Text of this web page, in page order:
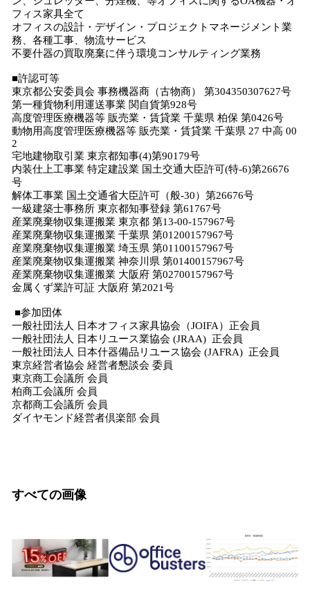
フィス家具全て
オフィスの設計・デザイン・プロジェクトマネージメント業
務、各種工事、物流サービス
不要什器の買取廃棄に伴う環境コンサルティング業務
■許認可等
東京都公安委員会 事務機器商（古物商） 第304350307627号
第⼀種貨物利⽤運送事業 関⾃貨第928号
⾼度管理医療機器等 販売業・賃貸業 千葉県 柏保 第0426号
動物⽤⾼度管理医療機器等 販売業・賃貸業 千葉県 27 中⾼ 00
2
宅地建物取引業 東京都知事(4)第90179号
内装仕上⼯事業 特定建設業 国土交通大臣許可(特-6)第26676
号
解体⼯事業 国⼟交通省⼤⾂許可（般-30）第26676号
⼀級建築⼠事務所 東京都知事登録 第61767号
産業廃棄物収集運搬業 東京都 第13-00-157967号
産業廃棄物収集運搬業 千葉県 第01200157967号
産業廃棄物収集運搬業 埼⽟県 第01100157967号
産業廃棄物収集運搬業 神奈川県 第01400157967号
産業廃棄物収集運搬業 大阪府 第02700157967号
⾦属くず業許可証 ⼤阪府 第2021号
■参加団体
⼀般社団法⼈ ⽇本オフィス家具協会（JOIFA）正会員
⼀般社団法⼈ ⽇本リユース業協会 (JRAA) 正会員
⼀般社団法⼈ ⽇本什器備品リユース協会 (JAFRA) 正会員
東京経営者協会 経営者懇談会 委員
東京商⼯会議所 会員
柏商⼯会議所 会員
京都商⼯会議所 会員
ダイヤモンド経営者倶楽部 会員
すべての画像